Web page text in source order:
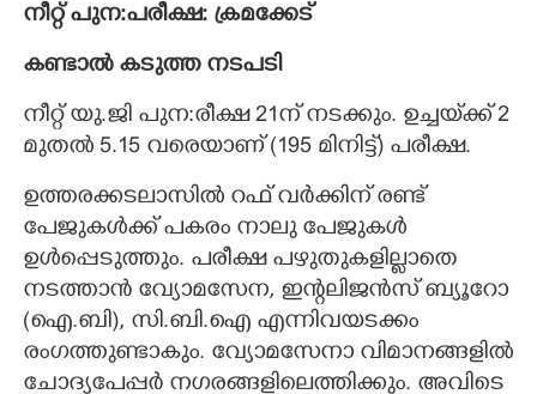
നീറ്റ് പുന:പരീക്ഷ: ക്രമക്കേട്
കണ്ടാൽ കടുത്ത നടപടി
നീറ്റ് യു.ജി പുന:രീക്ഷ 21ന് നടക്കും. ഉച്ചയ്‌ക്ക് 2
മുതൽ 5.15 വരെയാണ് (195 മിനിട്ട്) പരീക്ഷ.
ഉത്തരക്കടലാസിൽ റഫ് വ‌ർക്കിന് രണ്ട്
പേജുകൾക്ക് പകരം നാലു പേജുകൾ
ഉൾപ്പെടുത്തും. പരീക്ഷപഴുതുകളില്ലാതെ
നടത്താൻ വ്യോമസേന, ഇന്റലിജൻസ് ബ്യൂറോ
(ഐ.ബി), സി.ബി.ഐ എന്നിവയടക്കം
രംഗത്തുണ്ടാകും. വ്യോമസേനാ വിമാനങ്ങളിൽ
ചോദ്യപേപ്പ‌ർ നഗരങ്ങളിലെത്തിക്കും. അവിടെ